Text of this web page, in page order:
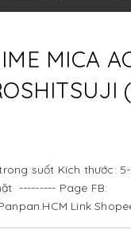
MICA
suốt Kích thước:
--------- Page FB:
Link